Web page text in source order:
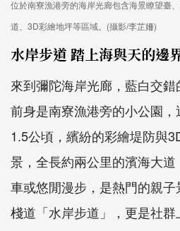
位於南寮漁港旁的海岸光廊包含海景瞭望臺
道、3D彩繪地坪等區域。(攝影/李芷姍)
水岸步道 踏上海與天的邊
來到彌陀海岸光廊，藍白交錯
前身是南寮漁港旁的小公園
1.5公頃，繽紛的彩繪堤防與
景，全長約兩公里的濱海大
車或悠閒漫步，是熱門的親
棧道「水岸步道」，更是社群